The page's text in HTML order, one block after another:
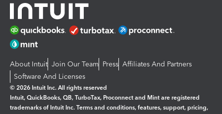
About Intuit Join Our Team Press Affiliates And Partners
Software And Licenses
© 2026 Intuit Inc. All rights reserved
Intuit, QuickBooks, QB, TurboTax, Proconnect and Mint are registered
trademarks of Intuit Inc. Terms and conditions, features, support, pricing,